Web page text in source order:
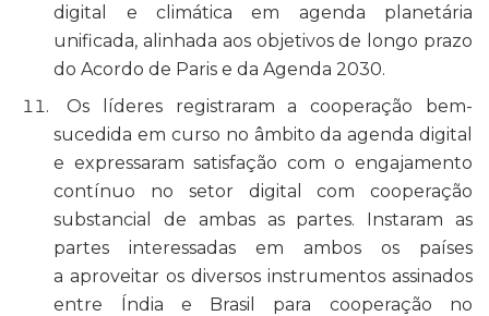
digital e climática em agenda planetária
unificada, alinhada aos objetivos de longo prazo
do Acordo de Paris e da Agenda 2030.
Os líderes registraram a cooperação bem-
sucedida em curso no âmbito da agenda digital
e expressaram satisfação com o engajamento
contínuo no setor digital com cooperação
substancial de ambas as partes. Instaram as
partes interessadas em ambos os países
a aproveitar os diversos instrumentos assinados
entre Índia e Brasil para cooperação no